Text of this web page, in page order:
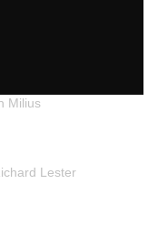
Milius
Lester